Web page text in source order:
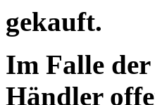
gekauft.
Im Falle
Händler